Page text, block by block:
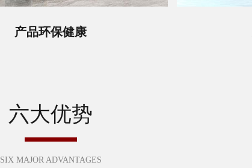
产品环保健康
六大优势
SIX MAJOR ADVANTAGES